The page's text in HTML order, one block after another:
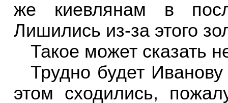
же киевлянам в
Лишились из-за этого
Такое может сказать
Трудно будет
этом сходились,